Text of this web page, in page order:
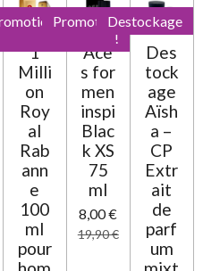
1
Milli
on
Roy
al
Rab
ann
e
100
ml
pour
Promotion
!
Ace
s for
men
inspi
Blac
k XS
75
ml
8,00 €
19,90 €
Destockage
Des
tock
age
Aïsh
a –
CP
Extr
ait
de
parf
um